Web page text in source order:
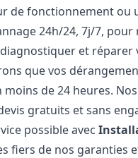
de fonctionnement ou
24h/24, 7j/7,
et réparer
que vos
de 24 heures.
gratuits et sans
possible avec
fiers de nos garanties